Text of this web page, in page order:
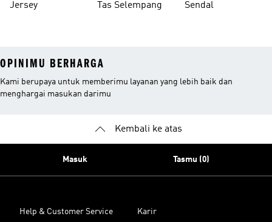
Jersey Tas Selempang Sendal
OPINIMU BERHARGA
Kami berupaya untuk memberimu layanan yang lebih baik dan
menghargai masukan darimu
Kembali ke atas
Masuk Tasmu (0)
Help & Customer Service Karir